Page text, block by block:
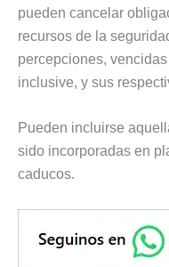
pueden cancelar
recursos de la
percepciones,
inclusive, y sus
Pueden incluirse
sido incorporadas en
caducos.